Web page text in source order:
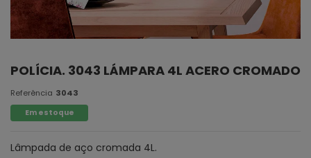
POLÍCIA. 3043 LÁMPARA 4L ACERO CROMADO
Referência 3043
Em estoque
Lâmpada de aço cromada 4L.